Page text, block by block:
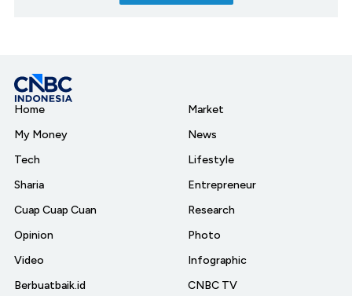
Home
My Money
Tech
Sharia
Cuap Cuap Cuan
Opinion
Video
Berbuatbaik.id
Market
News
Lifestyle
Entrepreneur
Research
Photo
Infographic
CNBC TV